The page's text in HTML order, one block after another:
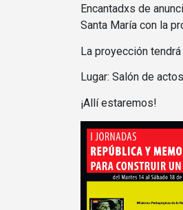
Encantadxs de
Santa María con la
La proyección
Lugar: Salón de
¡Allí estaremos!